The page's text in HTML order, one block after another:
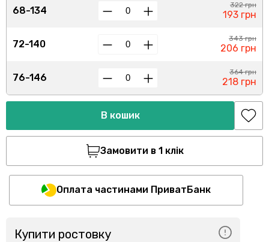
68-134
72-140
76-146
322 грн
193 грн
343 грн
206 грн
364 грн
218 грн
В кошик
Замовити в 1 клік
Оплата частинами ПриватБанк
Купити ростовку